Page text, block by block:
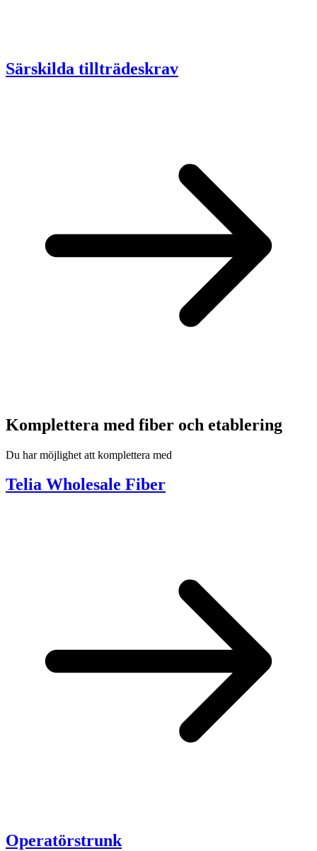
Särskilda tillträdeskrav
Komplettera med fiber och etablering
Du har möjlighet att komplettera med
Telia Wholesale Fiber
Operatörstrunk